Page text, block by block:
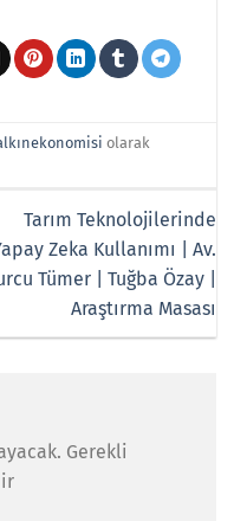
olarak
Tarım Teknolojilerinde
Zeka Kullanımı | Av.
Tümer | Tuğba Özay |
Araştırma Masası
Gerekli